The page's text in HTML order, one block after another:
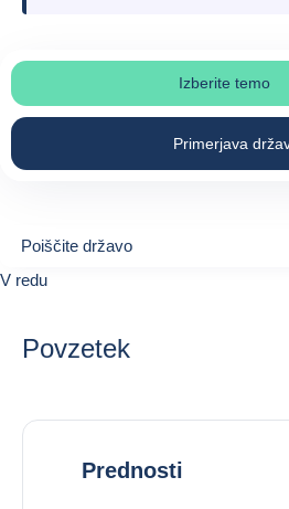
Izberite temo
Izberite
Primerjava
Poiščite državo
0suggestions
Poiščite državo
V redu
Povzetek
Prednosti